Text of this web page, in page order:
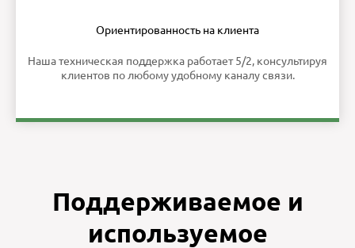
Ориентированность на клиента
Наша техническая поддержка работает 5/2, консультируя
клиентов по любому удобному каналу связи.
Поддерживаемое и
используемое